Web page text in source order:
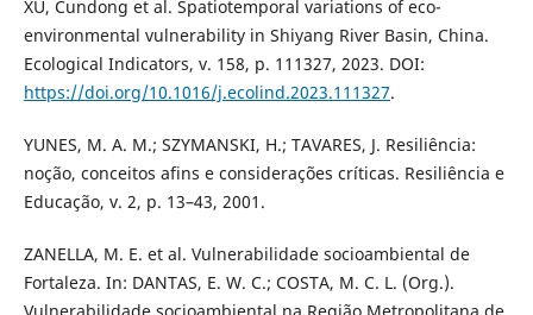
XU, Cundong et al. Spatiotemporal variations of eco-
environmental vulnerability in Shiyang River Basin, China.
Ecological Indicators, v. 158, p. 111327, 2023. DOI:
https://doi.org/10.1016/j.ecolind.2023.111327.
YUNES, M. A. M.; SZYMANSKI, H.; TAVARES, J. Resiliência:
noção, conceitos afins e considerações críticas. Resiliência e
Educação, v. 2, p. 13–43, 2001.
ZANELLA, M. E. et al. Vulnerabilidade socioambiental de
Fortaleza. In: DANTAS, E. W. C.; COSTA, M. C. L. (Org.).
Vulnerabilidade socioambiental na Região Metropolitana de